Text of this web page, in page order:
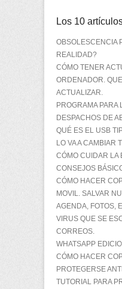
Los 10
OBSOLESCENCIA
REALIDAD?
CÓMO TENER
ORDENADOR.
ACTUALIZAR.
PROGRAMA PARA
DESPACHOS DE
QUÉ ES EL USB
LO VA A CAMBIAR
CÓMO CUIDAR LA
CONSEJOS
CÓMO HACER
MOVIL. SALVAR
AGENDA, FOTOS,
VIRUS QUE SE
CORREOS.
WHATSAPP
CÓMO HACER
PROTEGERSE
TUTORIAL PARA